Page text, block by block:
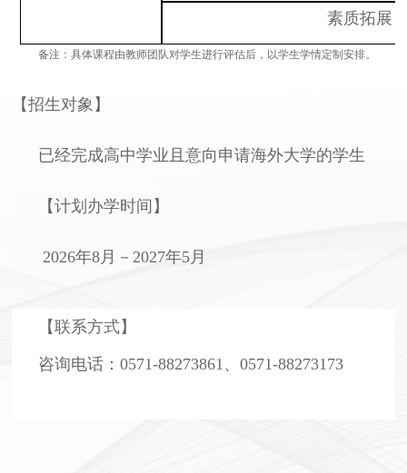
素质拓展
备注：具体课程由教师团队对学生进行评估后，以学生学情定制安排。
【招生对象】
已经完成高中学业且意向申请海外大学的学生
【计划办学时间】
2026年8 月－ 2027年5月
【联系方式】
咨询电话：0571-88273861、0571-88273173